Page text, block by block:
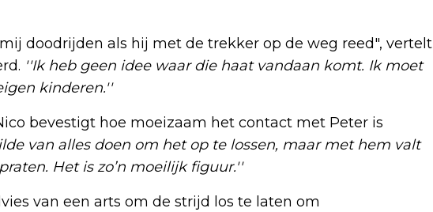
doodrijden als hij met de trekker op de weg reed", vertelt
''Ik heb geen idee waar die haat vandaan komt. Ik moet
kinderen.''
bevestigt hoe moeizaam het contact met Peter is
van alles doen om het op te lossen, maar met hem valt
Het is zo’n moeilijk figuur.''
van een arts om de strijd los te laten om